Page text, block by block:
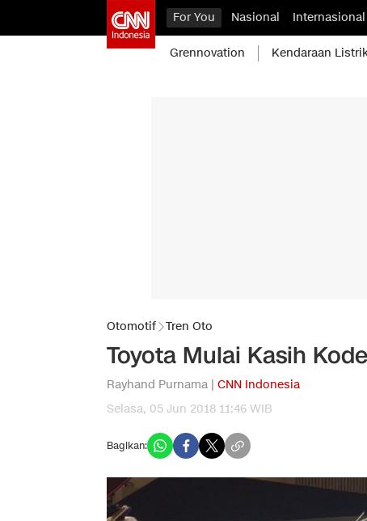
For You Nasional Internasional
Grennovation Kendaraan
Otomotif Tren Oto
Toyota Mulai Kasih
Rayhand Purnama | CNN Indonesia
Selasa, 05 Jun 2018 11:46 WIB
Bagikan: